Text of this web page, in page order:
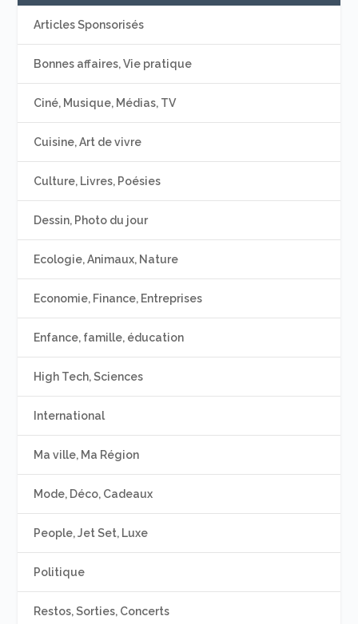
Articles Sponsorisés
Bonnes affaires, Vie pratique
Ciné, Musique, Médias, TV
Cuisine, Art de vivre
Culture, Livres, Poésies
Dessin, Photo du jour
Ecologie, Animaux, Nature
Economie, Finance, Entreprises
Enfance, famille, éducation
High Tech, Sciences
International
Ma ville, Ma Région
Mode, Déco, Cadeaux
People, Jet Set, Luxe
Politique
Restos, Sorties, Concerts